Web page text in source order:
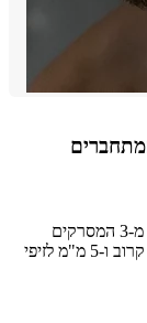
המתחברים
הזקן שלך לאורך מדויק באמצעות אחד מ-3 המסרקים
הכלולים לזיפי זקן. 1 מ"מ לזקן בן יומו, 3 מ"מ לקיצוץ קרוב ו-5 מ"מ לזיפי